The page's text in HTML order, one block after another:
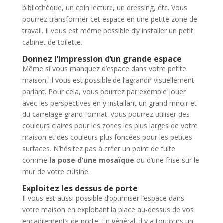
bibliothèque, un coin lecture, un dressing, etc. Vous
pourrez transformer cet espace en une petite zone de
travail. Il vous est même possible d’y installer un petit
cabinet de toilette.
Donnez l’impression d’un grande espace
Même si vous manquez d’espace dans votre petite
maison, il vous est possible de l’agrandir visuellement
parlant. Pour cela, vous pourrez par exemple jouer
avec les perspectives en y installant un grand miroir et
du carrelage grand format. Vous pourrez utiliser des
couleurs claires pour les zones les plus larges de votre
maison et des couleurs plus foncées pour les petites
surfaces. N’hésitez pas à créer un point de fuite
comme la pose d’une mosaïque ou d’une frise sur le
mur de votre cuisine.
Exploitez les dessus de porte
Il vous est aussi possible d’optimiser l’espace dans
votre maison en exploitant la place au-dessus de vos
encadrements de porte. En général, il y a toujours un